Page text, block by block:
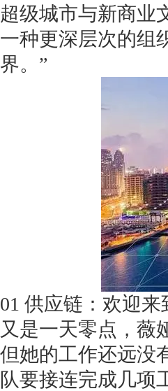
超级城市与新商业
一种更深层次的组
界。”
01 供应链：欢迎来
又是一天零点，薇
但她的工作还远没
队要接连完成几项